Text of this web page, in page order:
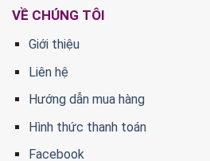
VỀ CHÚNG TÔI
Giới thiệu
Liên hệ
Hướng dẫn mua hàng
Hình thức thanh toán
Facebook